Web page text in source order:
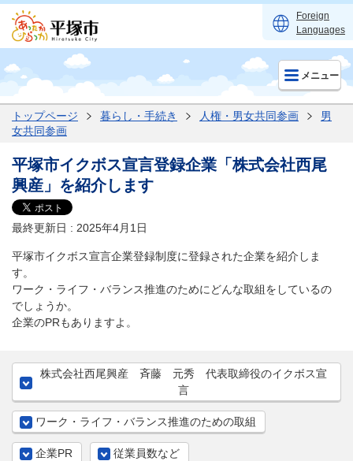
Foreign
Languages
メニュー
トップページ 暮らし・手続き 人権・男女共同参画
男
女共同参画
平塚市イクボス宣言登録企業「株式会社西尾
興産」を紹介します
最終更新日 : 2025年4月1日
平塚市イクボス宣言企業登録制度に登録された企業を紹介しま
す。
ワーク・ライフ・バランス推進のためにどんな取組をしているの
でしょうか。
企業のPRもありますよ。
株式会社西尾興産 斉藤 元秀 代表取締役のイクボス宣
言
ワーク・ライフ・バランス推進のための取組
企業PR 従業員数など